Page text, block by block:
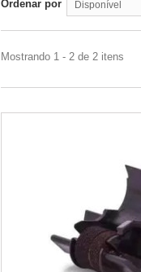
Ordenar por Disponível
Mostrando 1 - 2 de 2 itens